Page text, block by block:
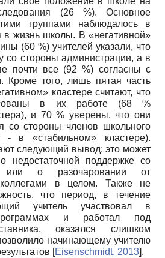
(26 %). Основное
группами наблюдалось в
в жизнь школы. В «негативной»
(60 %) учителей указали, что
стороны администрации, а в
почти все (92 %) согласны с
Кроме того, лишь пятая часть
кластере считают, что
в их работе (68 %
и 70 % уверены, что они
со стороны членов школьного
- в «стабильном» кластере).
следующий вывод: это может
о недостаточной поддержке со
или о разочаровании от
коллегами в целом. Также не
что период, в течение
учитель участвовал в
и работал под
оказался слишком
начинающему учителю
[Eisenschmidt, 2013].